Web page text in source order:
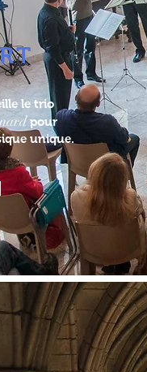
le trio
pour
unique.